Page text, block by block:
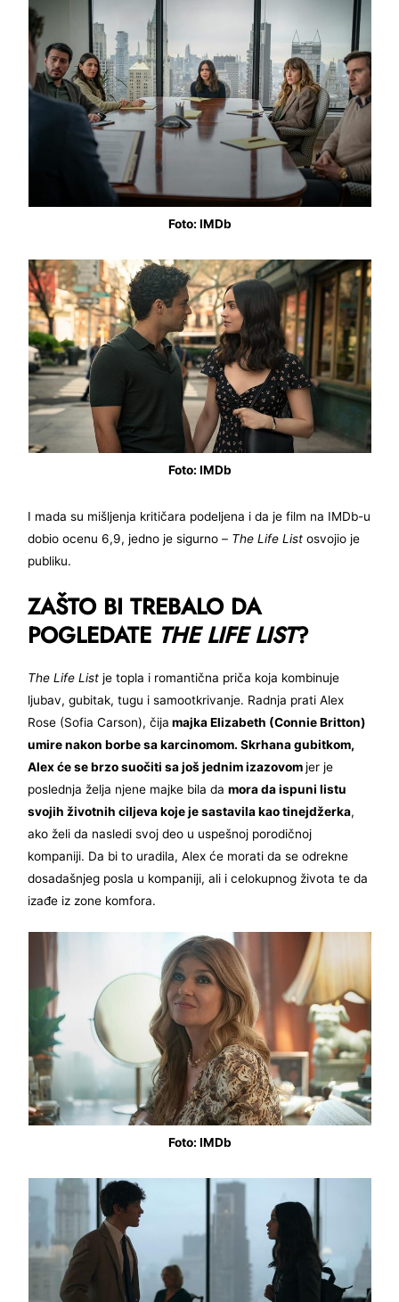
Foto: IMDb
Foto: IMDb
I mada su mišljenja kritičara podeljena i da je film na IMDb-u
dobio ocenu 6,9, jedno je sigurno – The Life List osvojio je
publiku.
ZAŠTO BI TREBALO DA
POGLEDATE THE LIFE LIST?
The Life List je topla i romantična priča koja kombinuje
ljubav, gubitak, tugu i samootkrivanje. Radnja prati Alex
Rose (Sofia Carson), čija majka Elizabeth (Connie Britton)
umire nakon borbe sa karcinomom. Skrhana gubitkom,
Alex će se brzo suočiti sa još jednim izazovomjer je
poslednja želja njene majke bila damora da ispuni listu
svojih životnih ciljeva koje je sastavila kao tinejdžerka,
ako želi da nasledi svoj deo u uspešnoj porodičnoj
kompaniji. Da bi to uradila, Alex će morati da se odrekne
dosadašnjeg posla u kompaniji, ali i celokupnog života te da
izađe iz zone komfora.
Foto: IMDb